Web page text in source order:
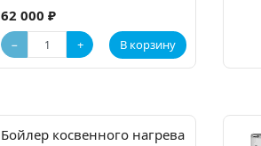
62 000 ₽
− + В корзину
Бойлер косвенного нагрева